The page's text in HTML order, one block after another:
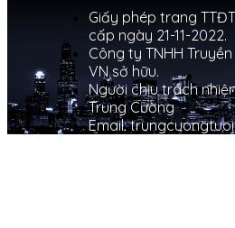
Giấy phép trang
cấp ngày 21-11-2022.
Công ty TNHH
VN sở hữu.
Người chịu trách
Trung Cường
Email: